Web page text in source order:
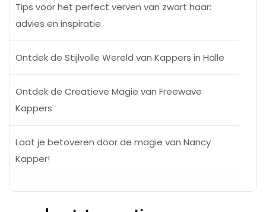
Tips voor het perfect verven van zwart haar:
advies en inspiratie
Ontdek de Stijlvolle Wereld van Kappers in Halle
Ontdek de Creatieve Magie van Freewave
Kappers
Laat je betoveren door de magie van Nancy
Kapper!